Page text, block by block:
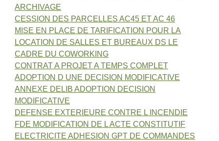
ARCHIVAGE
CESSION DES PARCELLES AC45 ET AC 46
MISE EN PLACE DE TARIFICATION POUR LA
LOCATION DE SALLES ET BUREAUX DS LE
CADRE DU COWORKING
CONTRAT A PROJET A TEMPS COMPLET
ADOPTION D UNE DECISION MODIFICATIVE
ANNEXE DELIB ADOPTION DECISION
MODIFICATIVE
DEFENSE EXTERIEURE CONTRE L INCENDIE
FDE MODIFICATION DE L ACTE CONSTITUTIF
ELECTRICITE ADHESION GPT DE COMMANDES